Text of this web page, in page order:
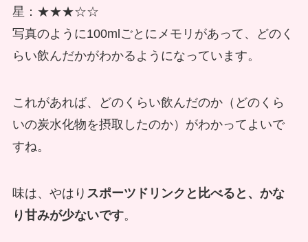
星：★★★☆☆
写真のように100mlごとにメモリがあって、どのく
らい飲んだかがわかるようになっています。
これがあれば、どのくらい飲んだのか（どのくら
いの炭水化物を摂取したのか）がわかってよいで
すね。
味は、やはり スポーツドリンクと比べると、かな
り甘みが少ないです。